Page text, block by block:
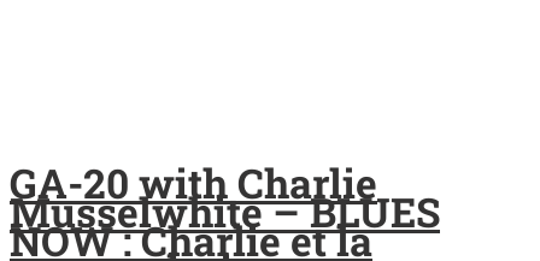
GA-20 with Charlie
Musselwhite – BLUES
NOW : Charlie et la